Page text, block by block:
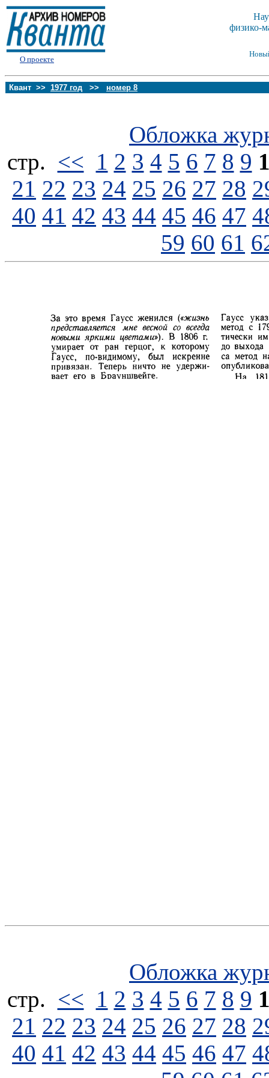
О проекте
физико-
Квант >> 1977 год >> номер 8
Обложка
стp. << 1 2 3 4 5 6 7 8 9
21 22 23 24 25 26 27 28
40 41 42 43 44 45 46 47
59 60 61
Обложка
стp. << 1 2 3 4 5 6 7 8 9
21 22 23 24 25 26 27 28
40 41 42 43 44 45 46 47